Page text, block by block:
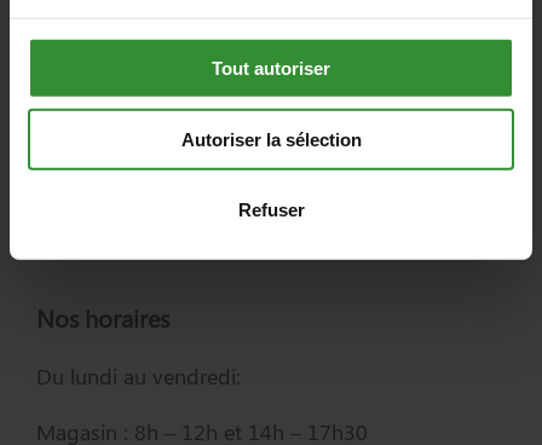
Tout autoriser
Autoriser la sélection
Refuser
1 route de Saint Avit – 63620 GIAT
04 73 21 71 21
contact@mazet-solutions.fr
Nos horaires
Du lundi au vendredi:
Magasin : 8h – 12h et 14h – 17h30